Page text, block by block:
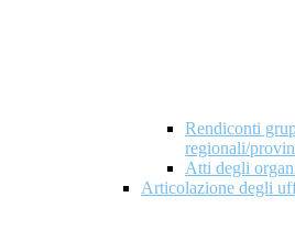
Rendiconti
regionali/
Atti degli
Articolazione degli